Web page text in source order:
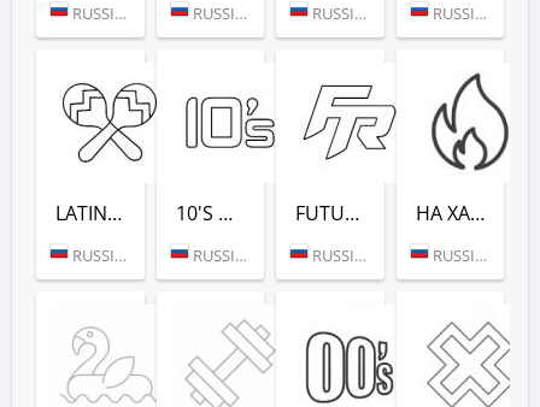
RUSSIA (MOSCOW) RUSSIA (MOSCOW) RUSSIA (SAINT PETERSBURG) RUSSIA (MOSCOW)
LATINA DANCE (РАДИО РЕКОРД)
RUSSIA (MOSCOW)
10'S DANCE (РАДИО РЕКОРД)
RUSSIA (MOSCOW)
FUTURE RAVE (РАДИО РЕКОРД)
RUSSIA (MOSCOW)
НА ХАЙПЕ (РАДИО РЕКОРД)
RUSSIA (MOSCOW)